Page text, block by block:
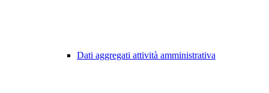
Dati aggregati attività amministrativa